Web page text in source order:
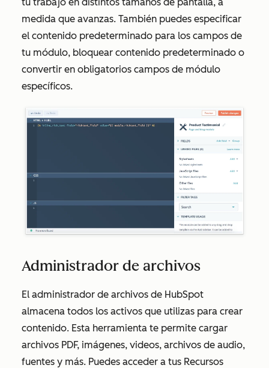
medida que avanzas. También puedes especificar
el contenido predeterminado para los campos de
tu módulo, bloquear contenido predeterminado o
convertir en obligatorios campos de módulo
específicos.
Administrador de archivos
El administrador de archivos de HubSpot
almacena todos los activos que utilizas para crear
contenido. Esta herramienta te permite cargar
archivos PDF, imágenes, videos, archivos de audio,
fuentes y más. Puedes acceder a tus Recursos